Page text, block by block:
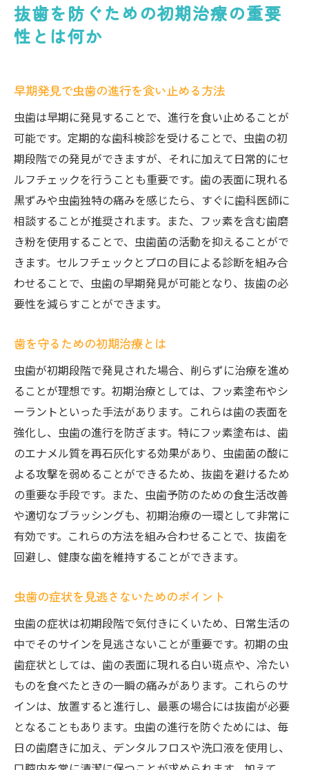
抜歯を防ぐための初期治療の重要
性とは何か
早期発見で虫歯の進行を食い止める方法
虫歯は早期に発見することで、進行を食い止めることが
可能です。定期的な歯科検診を受けることで、虫歯の初
期段階での発見ができますが、それに加えて日常的にセ
ルフチェックを行うことも重要です。歯の表面に現れる
黒ずみや虫歯独特の痛みを感じたら、すぐに歯科医師に
相談することが推奨されます。また、フッ素を含む歯磨
き粉を使用することで、虫歯菌の活動を抑えることがで
きます。セルフチェックとプロの目による診断を組み合
わせることで、虫歯の早期発見が可能となり、抜歯の必
要性を減らすことができます。
歯を守るための初期治療とは
虫歯が初期段階で発見された場合、削らずに治療を進め
ることが理想です。初期治療としては、フッ素塗布やシ
ーラントといった手法があります。これらは歯の表面を
強化し、虫歯の進行を防ぎます。特にフッ素塗布は、歯
のエナメル質を再石灰化する効果があり、虫歯菌の酸に
よる攻撃を弱めることができるため、抜歯を避けるため
の重要な手段です。また、虫歯予防のための食生活改善
や適切なブラッシングも、初期治療の一環として非常に
有効です。これらの方法を組み合わせることで、抜歯を
回避し、健康な歯を維持することができます。
虫歯の症状を見逃さないためのポイント
虫歯の症状は初期段階で気付きにくいため、日常生活の
中でそのサインを見逃さないことが重要です。初期の虫
歯症状としては、歯の表面に現れる白い斑点や、冷たい
ものを食べたときの一瞬の痛みがあります。これらのサ
インは、放置すると進行し、最悪の場合には抜歯が必要
となることもあります。虫歯の進行を防ぐためには、毎
日の歯磨きに加え、デンタルフロスや洗口液を使用し、